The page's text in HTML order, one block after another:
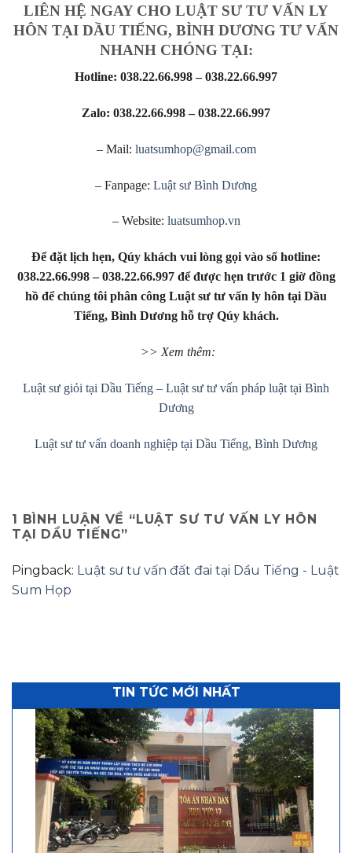
LIÊN HỆ NGAY CHO LUẬT SƯ TƯ VẤN LY
HÔN TẠI DẦU TIẾNG, BÌNH DƯƠNG TƯ VẤN
NHANH CHÓNG TẠI:
Hotline: 038.22.66.998 – 038.22.66.997
Zalo: 038.22.66.998 – 038.22.66.997
– Mail: luatsumhop@gmail.com
– Fanpage: Luật sư Bình Dương
– Website: luatsumhop.vn
Để đặt lịch hẹn, Qúy khách vui lòng gọi vào số hotline:
038.22.66.998 – 038.22.66.997 để được hẹn trước 1 giờ đồng
hồ để chúng tôi phân công Luật sư tư vấn ly hôn tại Dầu
Tiếng, Bình Dương hỗ trợ Qúy khách.
>> Xem thêm:
Luật sư giỏi tại Dầu Tiếng – Luật sư tư vấn pháp luật tại Bình
Dương
Luật sư tư vấn doanh nghiệp tại Dầu Tiếng, Bình Dương
1 BÌNH LUẬN VỀ “ LUẬT SƯ TƯ VẤN LY HÔN
TẠI DẦU TIẾNG”
Pingback: Luật sư tư vấn đất đai tại Dầu Tiếng - Luật
Sum Họp
TIN TỨC MỚI NHẤT